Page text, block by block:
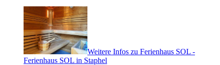
Weitere Infos zu Ferienhaus SOL -
Ferienhaus SOL in Staphel